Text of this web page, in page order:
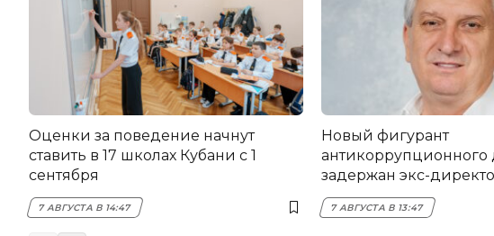
Оценки за поведение начнут
ставить в 17 школах Кубани с 1
сентября
7 АВГУСТА В 14:47
Новый фигурант
антикоррупционного
задержан экс-
НЭСК Крымска
7 АВГУСТА В 13:47